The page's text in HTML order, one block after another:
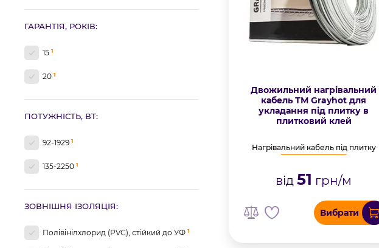
ГАРАНТІЯ, РОКІВ:
15 1
20 1
ПОТУЖНІСТЬ, ВТ:
92-1929 1
135-2250 1
ЗОВНІШНЯ ІЗОЛЯЦІЯ:
Полівінілхлорид (PVC), стійкий до УФ 1
Двожильний нагрівальний
кабель ТМ Grayhot для
укладання під плитку в
плитковий клей
Нагрівальний кабель під плитку
від51 грн/м
Вибрати